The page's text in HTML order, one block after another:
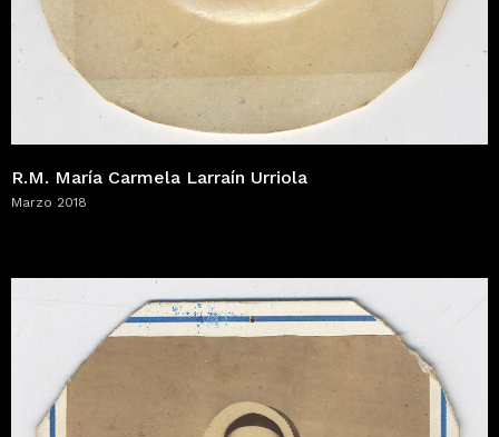
R.M. María Carmela Larraín Urriola
Marzo 2018